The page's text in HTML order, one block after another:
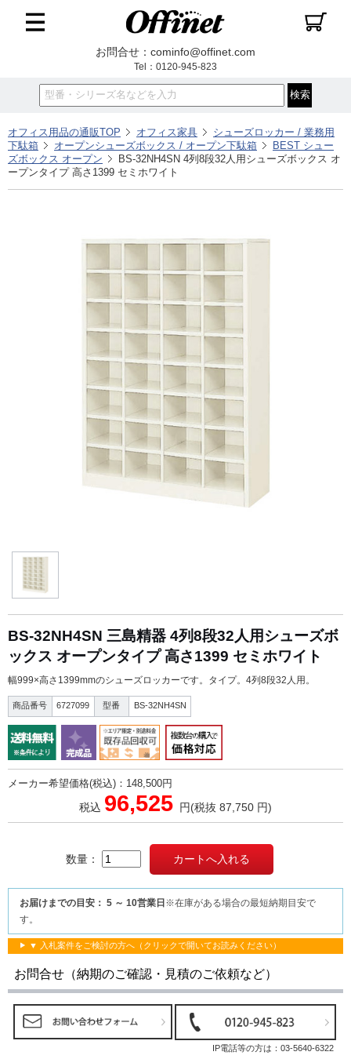
お問合せ：cominfo@offinet.com
Tel：0120-945-823
オフィス用品の通販TOP オフィス家具
シューズロッカー / 業務用
下駄箱
オープンシューズボックス / オープン下駄箱
BEST シュー
ズボックス オープン
BS-32NH4SN 4列8段32人用シューズボックス オ
ープンタイプ 高さ1399 セミホワイト
BS-32NH4SN 三島精器 4列8段32人用シューズボ
ックス オープンタイプ 高さ1399 セミホワイト
幅999×高さ1399mmのシューズロッカーです。タイプ。4列8段32人用。
商品番号 6727099 型番 BS-32NH4SN
メーカー希望価格(税込)：148,500円
税込 96,525 円(税抜 87,750 円)
数量：
お届けまでの目安： 5 ～ 10営業日※在庫がある場合の最短納期目安で
す。
▼ 入札案件をご検討の方へ（クリックで開いてお読みください）
お問合せ（納期のご確認・見積のご依頼など）
IP電話等の方は： 03-5640-6322